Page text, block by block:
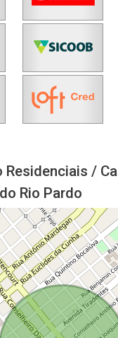
Residenciais /
Rio Pardo